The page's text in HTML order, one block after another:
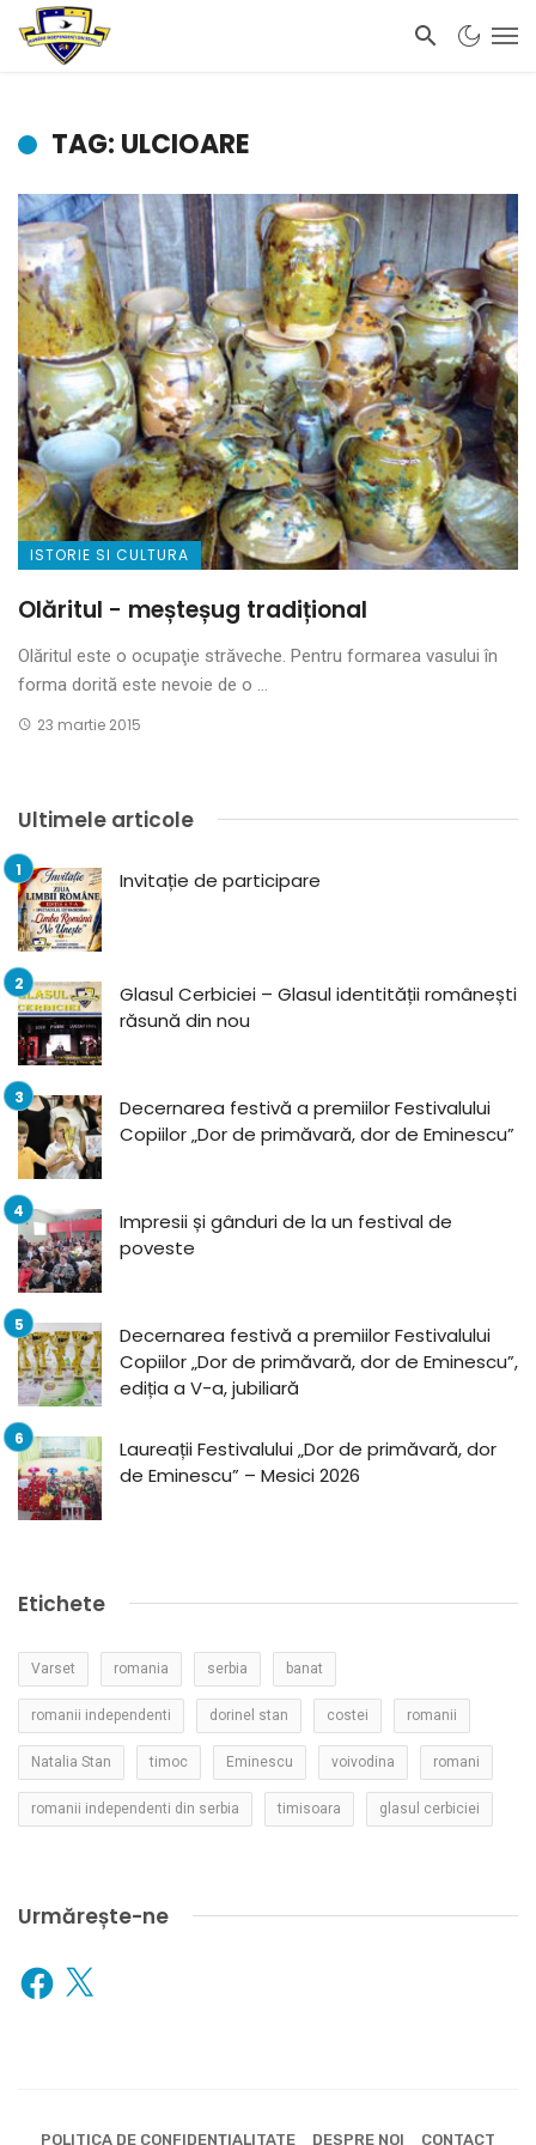
TAG: ULCIOARE
ISTORIE SI CULTURA
Olăritul − meșteșug tradițional
Olăritul este o ocupaţie străveche. Pentru formarea vasului în
forma dorită este nevoie de o ...
23 martie 2015
Ultimele articole
Invitație de participare
Glasul Cerbiciei – Glasul identității românești
răsună din nou
Decernarea festivă a premiilor Festivalului
Copiilor „Dor de primăvară, dor de Eminescu”
Impresii și gânduri de la un festival de
poveste
Decernarea festivă a premiilor Festivalului
Copiilor „Dor de primăvară, dor de Eminescu”,
ediția a V-a, jubiliară
Laureații Festivalului „Dor de primăvară, dor
de Eminescu” – Mesici 2026
Etichete
Varset romania serbia banat
romanii independenti dorinel stan costei romanii
Natalia Stan timoc Eminescu voivodina romani
romanii independenti din serbia timisoara glasul cerbiciei
Urmărește-ne
Facebook
X
POLITICA DE CONFIDENȚIALITATE DESPRE NOI CONTACT